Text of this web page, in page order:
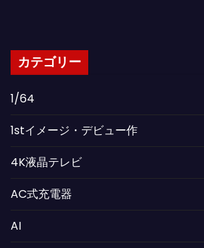
カテゴリー
1/64
1stイメージ・デビュー作
4K液晶テレビ
AC式充電器
AI